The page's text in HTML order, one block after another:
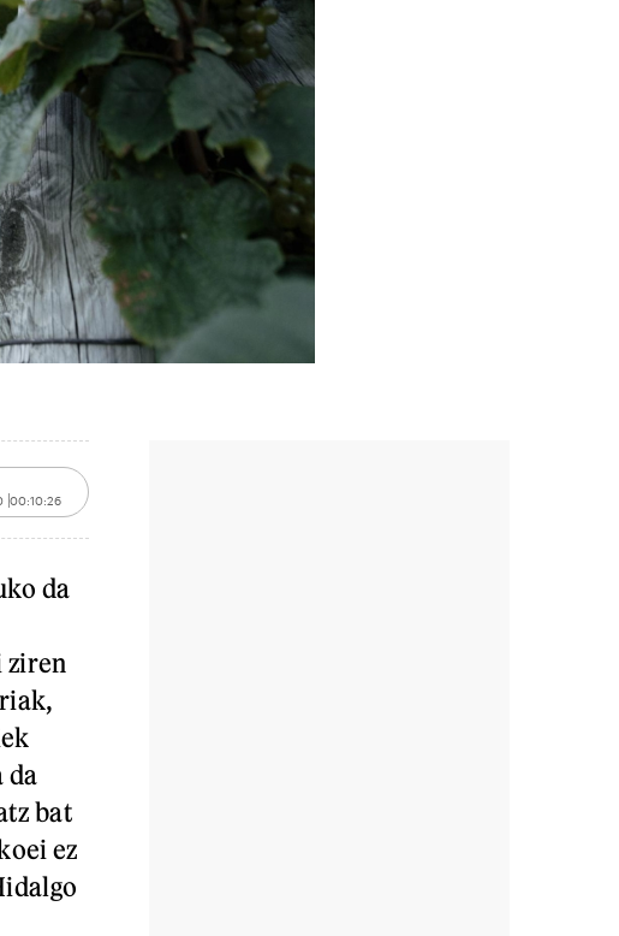
00:10:26
da
ziren
da
bat
ez